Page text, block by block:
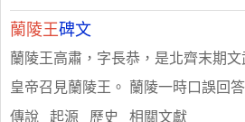
蘭陵王碑文
蘭陵王高肅，字長恭，是北齊末期文
皇帝召見蘭陵王。 蘭陵一時口誤回
傳說 起源 歷史 相關文獻